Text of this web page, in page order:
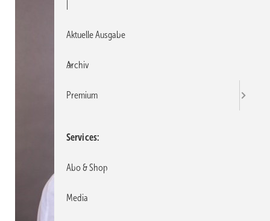
Aktuelle Ausgabe
Archiv
Premium
Services
Abo & Shop
Media